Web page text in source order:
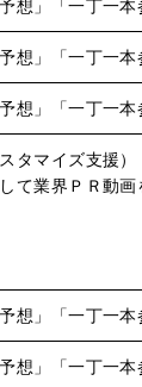
想」「一丁一
想」「一丁一
想」「一丁一
タマイズ支援）
て業界ＰＲ動画
想」「一丁一
想」「一丁一